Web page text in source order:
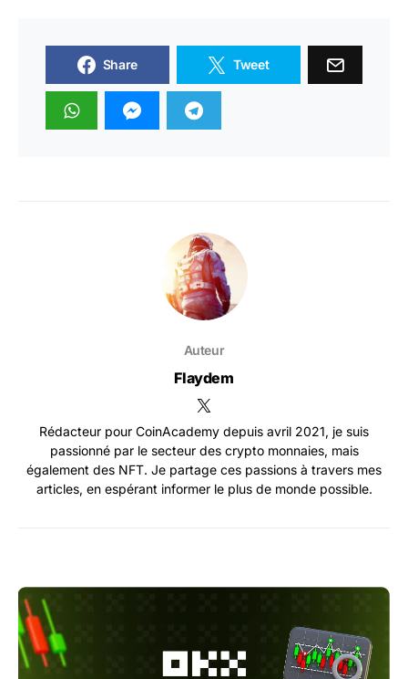
Share Tweet
Auteur
Flaydem
Rédacteur pour CoinAcademy depuis avril 2021, je suis
passionné par le secteur des crypto monnaies, mais
également des NFT. Je partage ces passions à travers mes
articles, en espérant informer le plus de monde possible.